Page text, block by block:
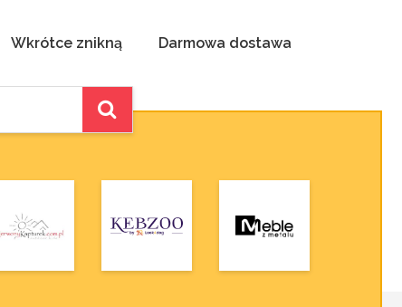
Wkrótce znikną Darmowa dostawa